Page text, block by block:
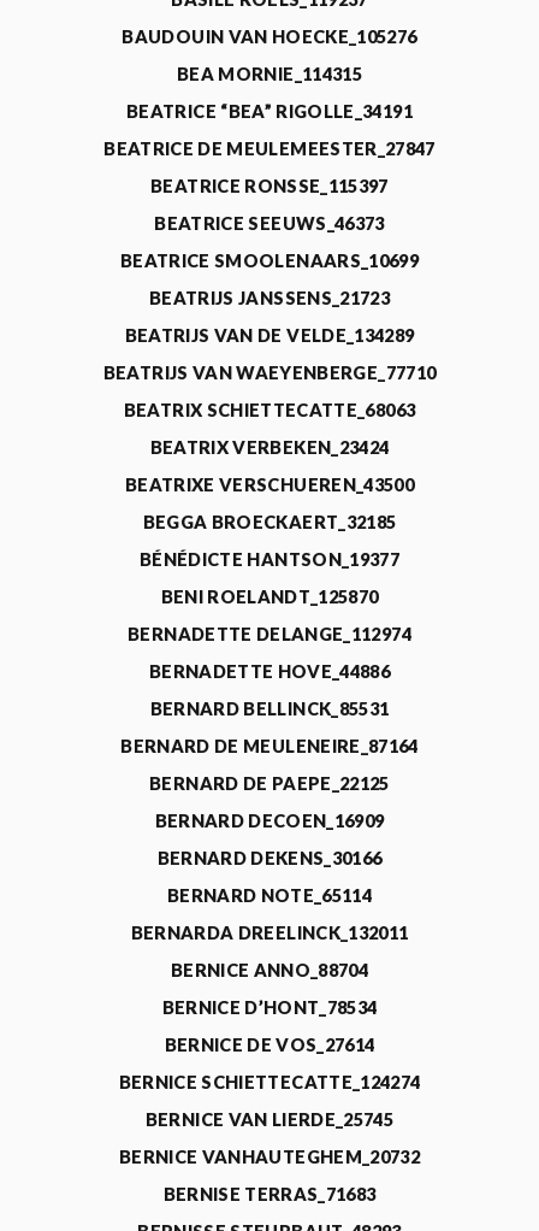
BAUDOUIN VAN HOECKE_105276
BEA MORNIE_114315
BEATRICE “BEA” RIGOLLE_34191
BEATRICE DE MEULEMEESTER_27847
BEATRICE RONSSE_115397
BEATRICE SEEUWS_46373
BEATRICE SMOOLENAARS_10699
BEATRIJS JANSSENS_21723
BEATRIJS VAN DE VELDE_134289
BEATRIJS VAN WAEYENBERGE_77710
BEATRIX SCHIETTECATTE_68063
BEATRIX VERBEKEN_23424
BEATRIXE VERSCHUEREN_43500
BEGGA BROECKAERT_32185
BÉNÉDICTE HANTSON_19377
BENI ROELANDT_125870
BERNADETTE DELANGE_112974
BERNADETTE HOVE_44886
BERNARD BELLINCK_85531
BERNARD DE MEULENEIRE_87164
BERNARD DE PAEPE_22125
BERNARD DECOEN_16909
BERNARD DEKENS_30166
BERNARD NOTE_65114
BERNARDA DREELINCK_132011
BERNICE ANNO_88704
BERNICE D’HONT_78534
BERNICE DE VOS_27614
BERNICE SCHIETTECATTE_124274
BERNICE VAN LIERDE_25745
BERNICE VANHAUTEGHEM_20732
BERNISE TERRAS_71683